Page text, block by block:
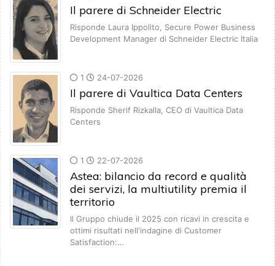
Il parere di Schneider Electric
Risponde Laura Ippolito, Secure Power Business
Development Manager di Schneider Electric Italia
1 24-07-2026
Il parere di Vaultica Data Centers
Risponde Sherif Rizkalla, CEO di Vaultica Data
Centers
1 22-07-2026
Astea: bilancio da record e qualità
dei servizi, la multiutility premia il
territorio
Il Gruppo chiude il 2025 con ricavi in crescita e
ottimi risultati nell'indagine di Customer
Satisfaction:…